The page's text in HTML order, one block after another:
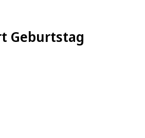
Geburtstag